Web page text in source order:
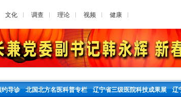
文化 调查 理论 视频 健康
约导诊 北国北方名医科普专栏 辽宁省三级医院科技成果展 辽
医院
祝国
职务
职称